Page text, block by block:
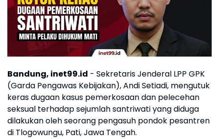
Bandung, inet99.id - Sekretaris Jenderal LPP GPK
(Garda Pengawas Kebijakan), Andi Setiadi, mengutuk
keras dugaan kasus pemerkosaan dan pelecehan
seksual terhadap sejumlah santriwati yang diduga
dilakukan oleh seorang pengasuh pondok pesantren
di Tlogowungu, Pati, Jawa Tengah.